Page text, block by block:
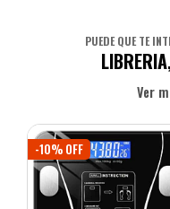
PUEDE QUE TE
Ver
-10% OFF